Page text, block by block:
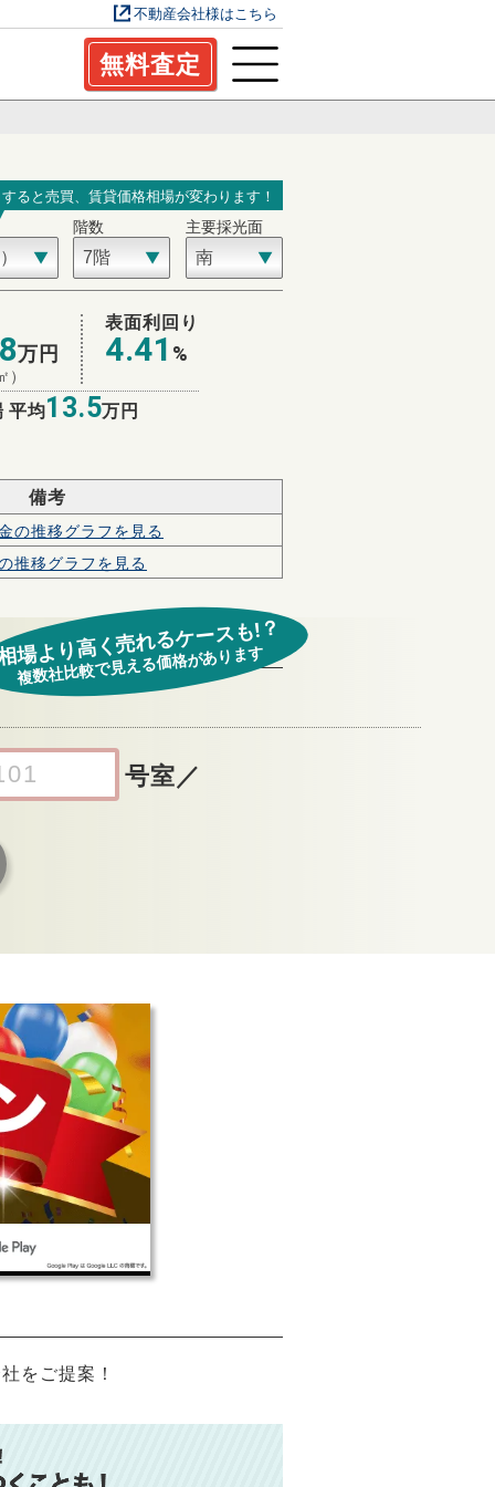
不動産会社様はこちら
無料査定
ると売買、賃貸価格相場が変わります！
階数 主要採光面
万円
）
表面利回り
4.41 %
平均13.5万円
備考
の推移グラフを見る
推移グラフを見る
号室 ／
場より高く売れるケースも!？
複数社比較で見える価格があります
をご提案！